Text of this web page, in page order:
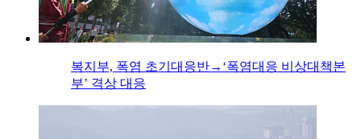
복지부, 폭염 초기대응반→‘폭염대응 비상대책본
부’ 격상 대응